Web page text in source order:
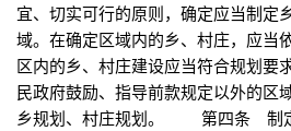
宜、切实可行的原则，确定应当制定
域。在确定区域内的乡、村庄，应当
区内的乡、村庄建设应当符合规划
民政府鼓励、指导前款规定以外的区
乡规划、村庄规划。 第四条 制定